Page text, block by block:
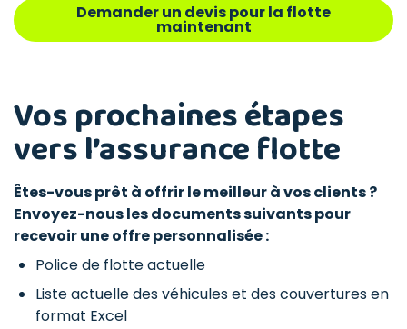
Demander un devis pour la flotte
maintenant
Vos prochaines étapes
vers l’assurance flotte
Êtes-vous prêt à offrir le meilleur à vos clients ?
Envoyez-nous les documents suivants pour
recevoir une offre personnalisée :
Police de flotte actuelle
Liste actuelle des véhicules et des couvertures en
format Excel